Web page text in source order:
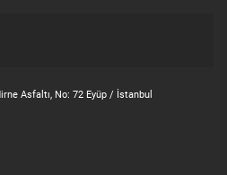
Asfaltı, No: 72 Eyüp / İstanbul